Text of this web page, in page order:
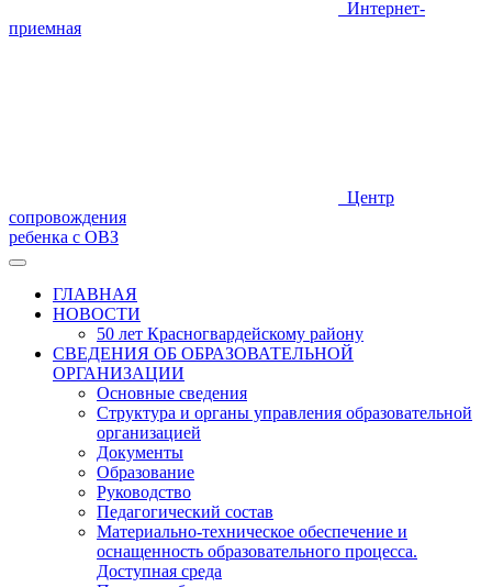
Интернет-
приемная
Центр
сопровождения
ребенка с ОВЗ
ГЛАВНАЯ
НОВОСТИ
50 лет Красногвардейскому району
СВЕДЕНИЯ ОБ ОБРАЗОВАТЕЛЬНОЙ
ОРГАНИЗАЦИИ
Основные сведения
Структура и органы управления образовательной
организацией
Документы
Образование
Руководство
Педагогический состав
Материально-техническое обеспечение и
оснащенность образовательного процесса.
Доступная среда